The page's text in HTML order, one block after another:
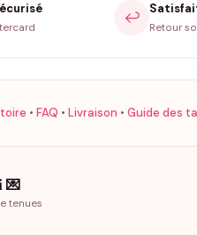
↩️
Retour
• FAQ • Livraison • Guide des
💌
tenues